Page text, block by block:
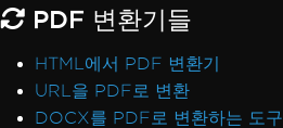
PDF 변환기들
HTML에서 PDF 변환기
URL을 PDF로 변환
DOCX를 PDF로 변환하는 도구